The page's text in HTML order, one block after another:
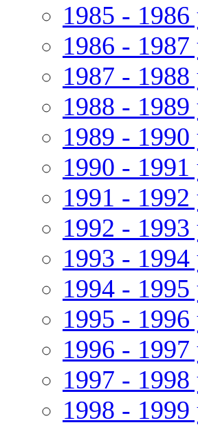
1985 -
1986 -
1987 -
1988 -
1989 -
1990 -
1991 -
1992 -
1993 -
1994 -
1995 -
1996 -
1997 -
1998 -